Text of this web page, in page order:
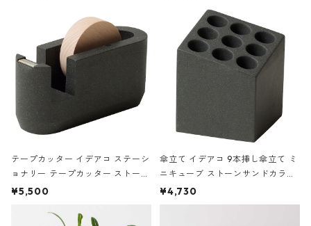
テープカッター イデアコ ステーシ
ョナリー テープカッター ストーン
サンドカラー 石調 ideaco Station
¥5,500
傘立て イデアコ 9本挿し傘立て ミ
ニキューブ ストーンサンドカラー
石調 ideaco Umbrella Stand CUB
E ストーンサンドブラック
¥4,730